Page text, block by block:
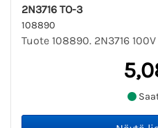
2N3716 TO-3
108890
Tuote 108890. 2N3716 100V